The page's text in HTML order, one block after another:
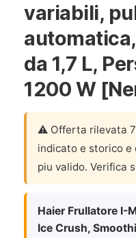
variabili,
da 1,7 L,
1200 W
⚠️ Offerta rilevata
indicato e storico e
piu valido. Verifica
Haier Frullatore I-
Ice Crush,